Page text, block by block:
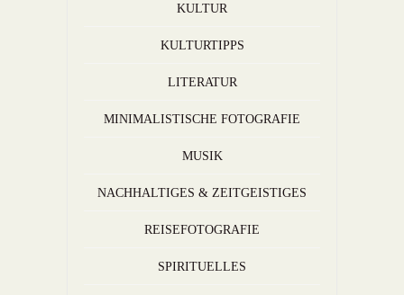
KULTUR
KULTURTIPPS
LITERATUR
MINIMALISTISCHE FOTOGRAFIE
MUSIK
NACHHALTIGES & ZEITGEISTIGES
REISEFOTOGRAFIE
SPIRITUELLES